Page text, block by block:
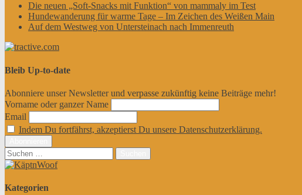
Die neuen „Soft-Snacks mit Funktion“ von mammaly im Test
Hundewanderung für warme Tage – Im Zeichen des Weißen Main
Auf dem Westweg von Untersteinach nach Immenreuth
Bleib Up-to-date
Abonniere unser Newsletter und verpasse zukünftig keine Beiträge mehr!
Vorname oder ganzer Name
Email
Indem Du fortfährst, akzeptierst Du unsere Datenschutzerklärung.
Suchen
nach:
Kategorien